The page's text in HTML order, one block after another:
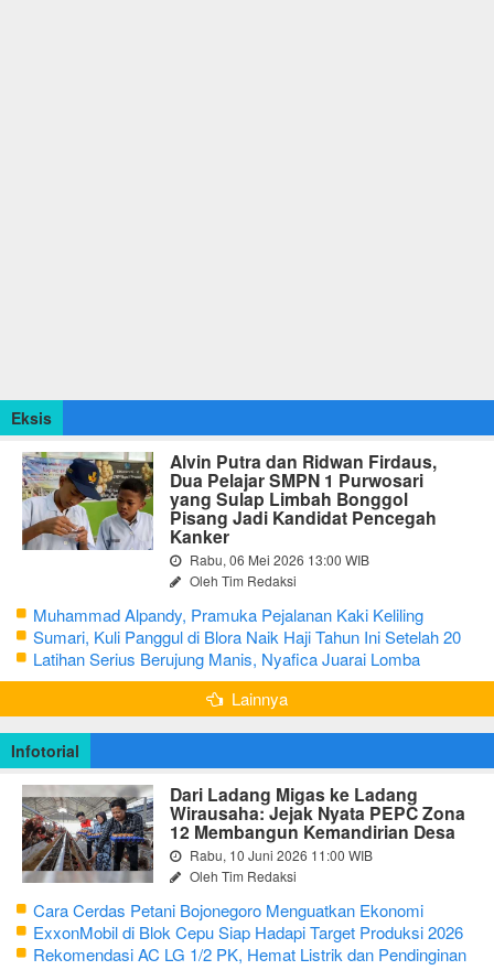
Eksis
Alvin Putra dan Ridwan Firdaus,
Dua Pelajar SMPN 1 Purwosari
yang Sulap Limbah Bonggol
Pisang Jadi Kandidat Pencegah
Kanker
Rabu, 06 Mei 2026 13:00 WIB
Oleh Tim Redaksi
Muhammad Alpandy, Pramuka Pejalanan Kaki Keliling
Nusantara dengan Misi Literasi Budaya
Sumari, Kuli Panggul di Blora Naik Haji Tahun Ini Setelah 20
Tahun Sisihkan Uang Receh
Latihan Serius Berujung Manis, Nyafica Juarai Lomba
Bertutur tentang Nilai Hidup Orang Samin
Lainnya
Infotorial
Dari Ladang Migas ke Ladang
Wirausaha: Jejak Nyata PEPC Zona
12 Membangun Kemandirian Desa
Rabu, 10 Juni 2026 11:00 WIB
Oleh Tim Redaksi
Cara Cerdas Petani Bojonegoro Menguatkan Ekonomi
Keluarga
ExxonMobil di Blok Cepu Siap Hadapi Target Produksi 2026
Rekomendasi AC LG 1/2 PK, Hemat Listrik dan Pendinginan